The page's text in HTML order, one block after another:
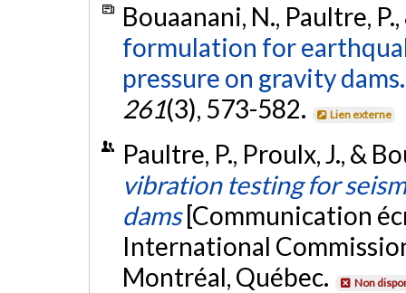
Bouaanani, N., Paultre,
formulation for
pressure on gravity dams.
261(3), 573-582. Lien externe
Paultre, P., Proulx, J., &
vibration testing for
dams [Communication
International
Montréal, Québec.
Non